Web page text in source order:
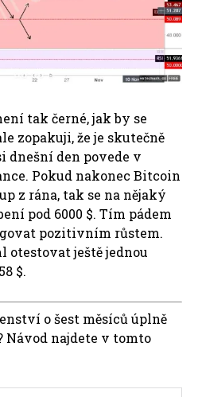
tak černé, jak by se
zopakuji, že je skutečně
dnešní den povede v
Pokud nakonec Bitcoin
z rána, tak se na nějaký
pod 6000 $. Tím pádem
pozitivním růstem.
otestovat ještě jednou
$.
o šest měsíců úplně
Návod najdete v tomto